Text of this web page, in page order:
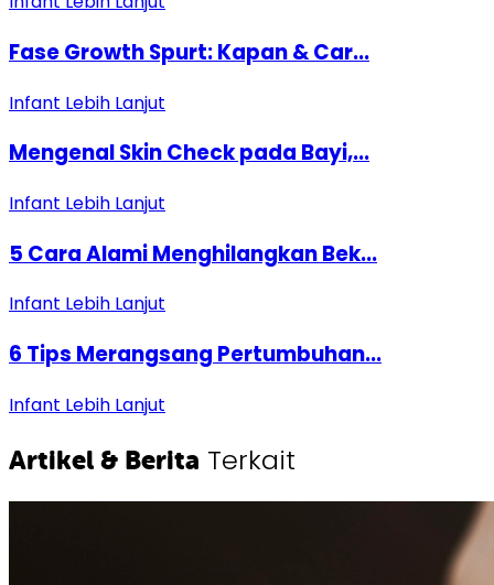
Fase Growth Spurt: Kapan & Car...
Infant Lebih Lanjut
Mengenal Skin Check pada Bayi,...
Infant Lebih Lanjut
5 Cara Alami Menghilangkan Bek...
Infant Lebih Lanjut
6 Tips Merangsang Pertumbuhan...
Infant Lebih Lanjut
Artikel & Berita Terkait